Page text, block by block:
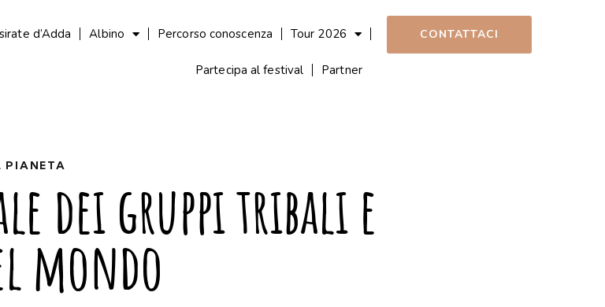
d’Adda Albino Percorso conoscenza Tour 2026
Partecipa al festival Partner
CONTATTACI
PIANETA
dei gruppi tribali e
mondo